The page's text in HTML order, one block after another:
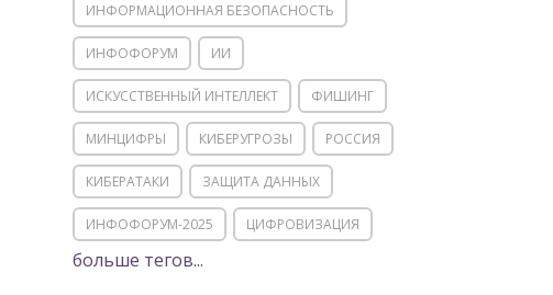
ИНФОРМАЦИОННАЯ БЕЗОПАСНОСТЬ
ИНФОФОРУМ ИИ
ИСКУССТВЕННЫЙ ИНТЕЛЛЕКТ ФИШИНГ
МИНЦИФРЫ КИБЕРУГРОЗЫ РОССИЯ
КИБЕРАТАКИ ЗАЩИТА ДАННЫХ
ИНФОФОРУМ-2025 ЦИФРОВИЗАЦИЯ
КИИ ИТ-ИНФРАСТРУКТУРА
больше тегов...